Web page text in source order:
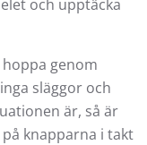
och upptäcka
genom
släggor och
är, så är
knapparna i takt